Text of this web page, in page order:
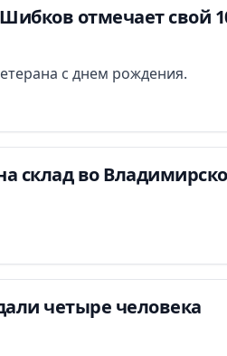
отмечает свой
с днем рождения.
склад во
четыре человека